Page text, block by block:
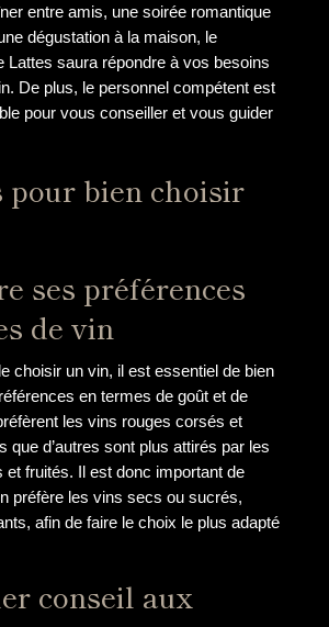
entre amis, une soirée romantique
dégustation à la maison, le
Lattes saura répondre à vos besoins
De plus, le personnel compétent est
pour vous conseiller et vous guider
pour bien choisir
ses préférences
de vin
choisir un vin, il est essentiel de bien
en termes de goût et de
les vins rouges corsés et
que d’autres sont plus attirés par les
et fruités. Il est donc important de
préfère les vins secs ou sucrés,
afin de faire le choix le plus adapté
conseil aux